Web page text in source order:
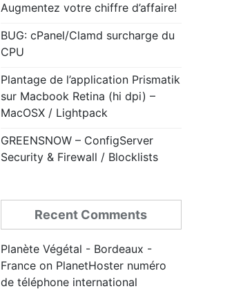
Augmentez votre chiffre d’affaire!
BUG: cPanel/Clamd surcharge du
CPU
Plantage de l’application Prismatik
sur Macbook Retina (hi dpi) –
MacOSX / Lightpack
GREENSNOW – ConfigServer
Security & Firewall / Blocklists
Recent Comments
Planète Végétal - Bordeaux -
Franceon PlanetHoster numéro
de téléphone international